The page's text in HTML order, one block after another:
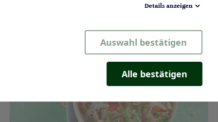
Details anzeigen
Auswahl bestätigen
Alle bestätigen